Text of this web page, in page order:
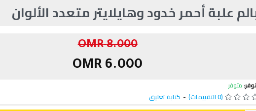
علبة أحمر خدود وهايلايتر متعدد الألوان
متوفر
(0 التقييمات) - كتابة تعليق
6.000 OMR
8.000 OMR